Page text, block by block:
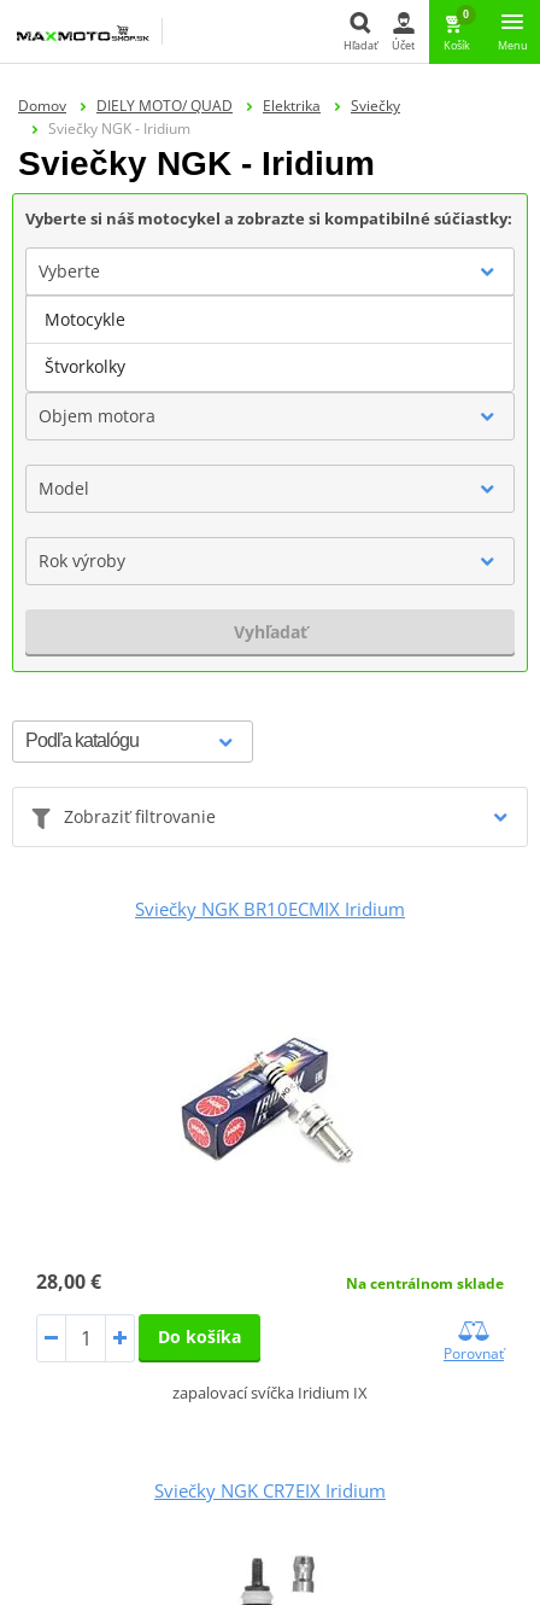
Hľadať Účet
0
Košík Menu
Domov DIELY MOTO/ QUAD Elektrika
Sviečky
Sviečky NGK - Iridium
Sviečky NGK - Iridium
Vyberte si náš motocykel a zobrazte si kompatibilné súčiastky:
Vyberte
Značka
Objem motora
Model
Rok výroby
Vyhľadať
Zobraziť filtrovanie
Sviečky NGK BR10ECMIX Iridium
28,00 € Na centrálnom sklade
Do košíka
Porovnať
zapalovací svíčka Iridium IX
Sviečky NGK CR7EIX Iridium
Motocykle
Štvorkolky